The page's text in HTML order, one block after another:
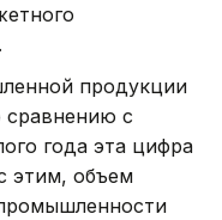
продукции
сравнению с
года эта цифра
этим, объем